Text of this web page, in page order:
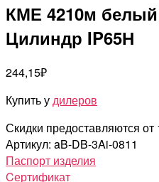
КМЕ 4210м белый
Цилиндр IP65Н
244,15₽
Купить удилеров
Скидки предоставляются от
Артикул: aB-DB-3Ai-0811
Паспорт изделия
Cертификат